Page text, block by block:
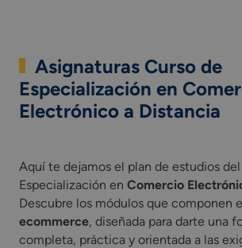
Asignaturas Curso de
Especialización en
Electrónico a Distancia
Aquí te dejamos el plan de estudios
Especialización en Comercio
Descubre los módulos que componen
ecommerce, diseñada para darte una
completa, práctica y orientada a las